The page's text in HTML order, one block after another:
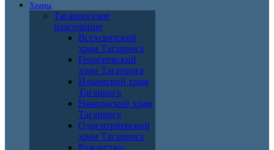
Храмы
Таганрогское
благочиние
Всехсвятский
храм Таганрога
Георгиевский
храм Таганрога
Ильинский храм
Таганрога
Никольский храм
Таганрога
Одигитриевский
храм Таганрога
Рождество-